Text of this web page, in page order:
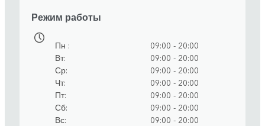
Режим работы
Пн
09:00 - 20:00
Вт
09:00 - 20:00
Ср
09:00 - 20:00
Чт
09:00 - 20:00
Пт
09:00 - 20:00
Сб
09:00 - 20:00
Вс
09:00 - 20:00